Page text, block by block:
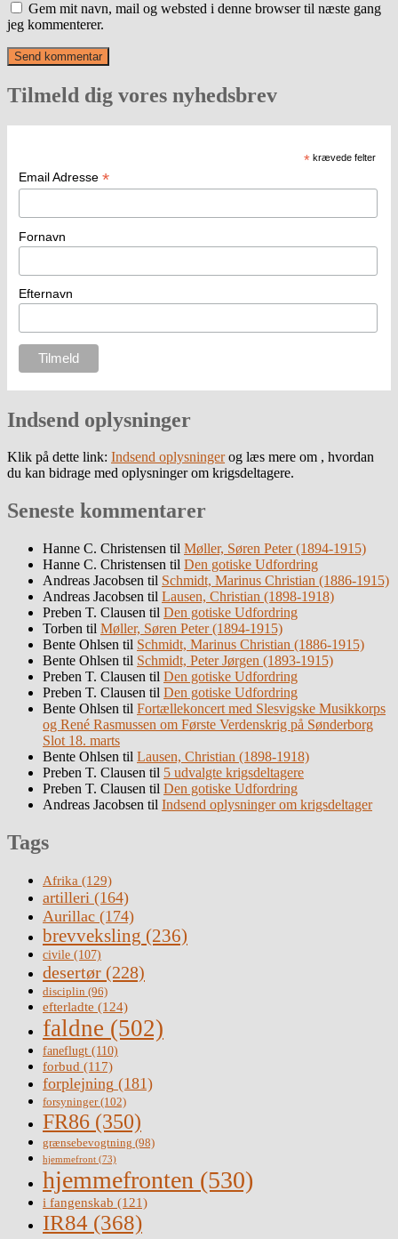
Gem mit navn, mail og websted i denne browser til næste gang
jeg kommenterer.
Tilmeld dig vores nyhedsbrev
* krævede felter
Email Adresse *
Fornavn
Efternavn
Indsend oplysninger
Klik på dette link: Indsend oplysningerog læs mere om , hvordan
du kan bidrage med oplysninger om krigsdeltagere.
Seneste kommentarer
Hanne C. Christensen til Møller, Søren Peter (1894-1915)
Hanne C. Christensen til Den gotiske Udfordring
Andreas Jacobsen til Schmidt, Marinus Christian (1886-1915)
Andreas Jacobsen til Lausen, Christian (1898-1918)
Preben T. Clausen til Den gotiske Udfordring
Torben til Møller, Søren Peter (1894-1915)
Bente Ohlsen til Schmidt, Marinus Christian (1886-1915)
Bente Ohlsen til Schmidt, Peter Jørgen (1893-1915)
Preben T. Clausen til Den gotiske Udfordring
Preben T. Clausen til Den gotiske Udfordring
Bente Ohlsen til Fortællekoncert med Slesvigske Musikkorps
og René Rasmussen om Første Verdenskrig på Sønderborg
Slot 18. marts
Bente Ohlsen til Lausen, Christian (1898-1918)
Preben T. Clausen til 5 udvalgte krigsdeltagere
Preben T. Clausen til Den gotiske Udfordring
Andreas Jacobsen til Indsend oplysninger om krigsdeltager
Tags
Afrika (129)
artilleri (164)
Aurillac (174)
brevveksling (236)
civile (107)
desertør (228)
disciplin (96)
efterladte (124)
faldne (502)
faneflugt (110)
forbud (117)
forplejning (181)
forsyninger(102)
FR86 (350)
grænsebevogtning (98)
hjemmefront (73)
hjemmefronten (530)
i fangenskab (121)
IR84 (368)